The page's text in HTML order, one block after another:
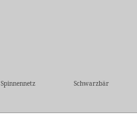
Spinnennetz Schwarzbär